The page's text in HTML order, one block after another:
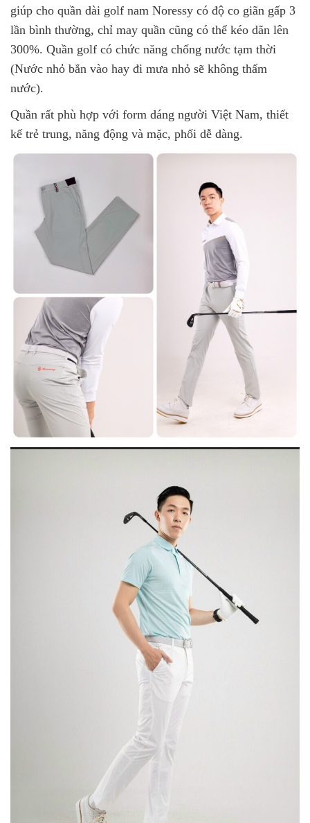
giúp cho quần dài golf nam Noressy có độ co giãn gấp 3
lần bình thường, chỉ may quần cũng có thể kéo dãn lên
300%. Quần golf có chức năng chống nước tạm thời
(Nước nhỏ bắn vào hay đi mưa nhỏ sẽ không thấm
nước).
Quần rất phù hợp với form dáng người Việt Nam, thiết
kế trẻ trung, năng động và mặc, phối dễ dàng.